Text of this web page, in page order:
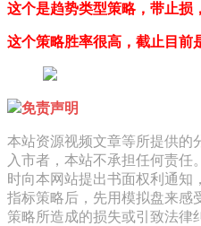
这个是趋势类型策略，带止损
这个策略胜率很高，截止目前
免责声明
本站资源视频文章等所提供的
入市者，本站不承担任何责
时向本网站提出书面权利通知
指标策略后，先用模拟盘来感
策略所造成的损失或引致法律